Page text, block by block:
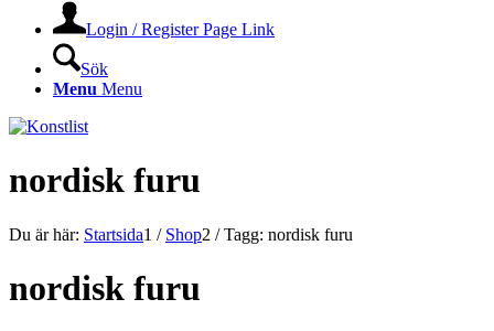
Login / Register Page Link
Sök
Menu Menu
nordisk furu
Du är här: Startsida1 / Shop2 / Tagg: nordisk furu
nordisk furu